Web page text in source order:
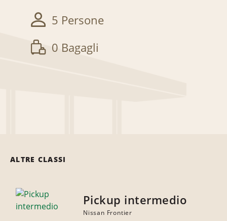
5 Persone
0 Bagagli
ALTRE CLASSI
Pickup intermedio
Nissan Frontier